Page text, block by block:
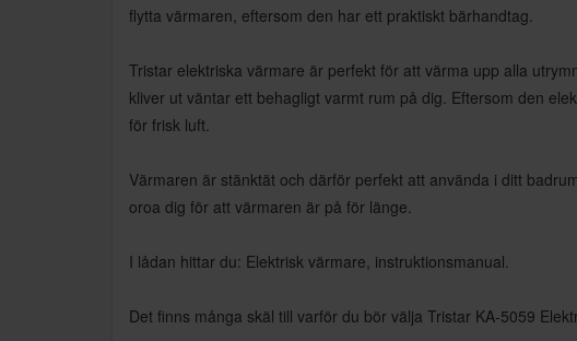
flytta värmaren, eftersom den har ett praktiskt bärhandtag.
Tristar elektriska värmare är perfekt för att värma upp alla
kliver ut väntar ett behagligt varmt rum på dig. Eftersom den
för frisk luft.
Värmaren är stänktät och därför perfekt att använda i ditt
oroa dig för att värmaren är på för länge.
I lådan hittar du: Elektrisk värmare, instruktionsmanual.
Det finns många skäl till varför du bör välja Tristar KA-5059